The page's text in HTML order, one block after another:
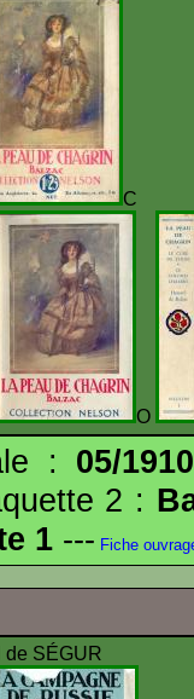
O
: 05/1910
2 :
1 --- Fiche
de SÉGUR